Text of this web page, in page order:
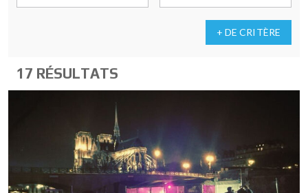
+ DE CRITÈRE
17 RÉSULTATS